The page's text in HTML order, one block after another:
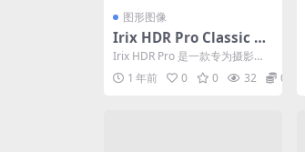
图形图像
Irix HDR Pro Classic Pr
o v2.3.45(HDR图像处理
软件便携版)
Irix HDR Pro 是一款专为摄影爱
好者和图像编辑人员打造的高动
态范围（H...
1 年前 0 0 32 0